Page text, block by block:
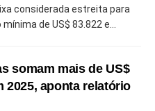
considerada estreita para
de US$ 83.822 e...
somam mais de US$
2025, aponta relatório